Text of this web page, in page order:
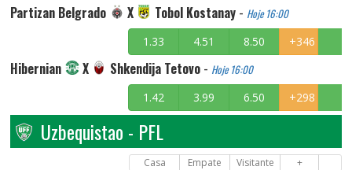
Partizan Belgrado X Tobol Kostanay - Hoje 16:00
1.33 4.51 8.50 +346
Hibernian X Shkendija Tetovo - Hoje 16:00
1.42 3.99 6.50 +298
Uzbequistao - PFL
Casa Empate Visitante +